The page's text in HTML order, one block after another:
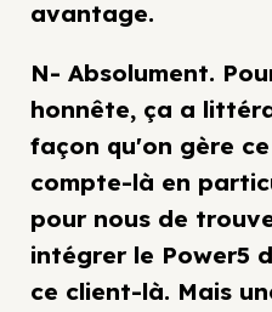
avantage.
N- Absolument.
honnête, ça a
façon qu'on gère
compte-là en
pour nous de
intégrer le Power5
ce client-là. Mais